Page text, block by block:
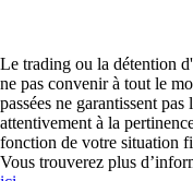
Le trading ou la détention
ne pas convenir à tout le
passées ne garantissent
attentivement à la
fonction de votre situation
Vous trouverez plus